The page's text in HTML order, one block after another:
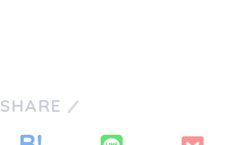
SHARE